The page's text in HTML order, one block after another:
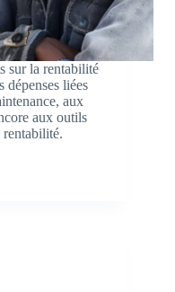
sur la rentabilité
dépenses liées
aux
aux outils
rentabilité.